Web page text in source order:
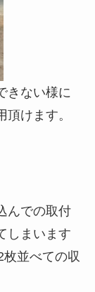
きない様に
けます。
んでの取付
しまいます
並べての収